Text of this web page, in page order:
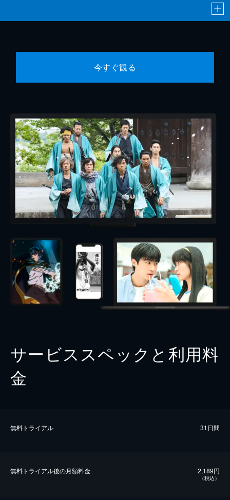
今すぐ観る
サービススペックと利用料
金
無料トライアル 31日間
無料トライアル後の⽉額料金 2,189円
（税込）